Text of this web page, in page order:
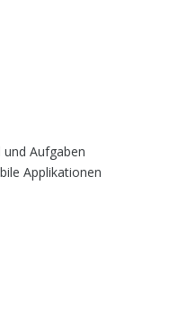
Aufgaben
Applikationen